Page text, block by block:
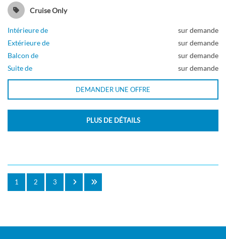
Cruise Only
Intérieure de
sur demande
Extérieure de
sur demande
Balcon de
sur demande
Suite de
sur demande
DEMANDER UNE OFFRE
PLUS DE DÉTAILS
1 2 3